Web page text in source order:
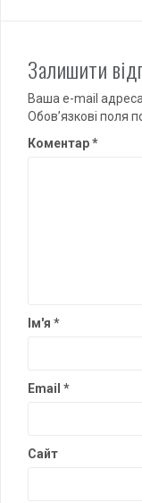
Залишити
Ваша e-mail
Обов’язкові поля
Коментар*
Ім'я *
Email *
Сайт